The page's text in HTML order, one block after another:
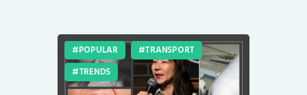
POPULAR
TRANSPORT
TRENDS